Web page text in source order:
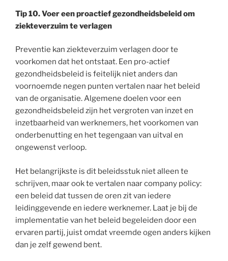
Tip 10. Voer een proactief gezondheidsbeleid om
ziekteverzuim te verlagen
Preventie kan ziekteverzuim verlagen door te
voorkomen dat het ontstaat. Een pro-actief
gezondheidsbeleid is feitelijk niet anders dan
voornoemde negen punten vertalen naar het beleid
van de organisatie. Algemene doelen voor een
gezondheidsbeleid zijn het vergroten van inzet en
inzetbaarheid van werknemers, het voorkomen van
onderbenutting en het tegengaan van uitval en
ongewenst verloop.
Het belangrijkste is dit beleidsstuk niet alleen te
schrijven, maar ook te vertalen naar company policy:
een beleid dat tussen de oren zit van iedere
leidinggevende en iedere werknemer. Laat je bij de
implementatie van het beleid begeleiden door een
ervaren partij, juist omdat vreemde ogen anders kijken
dan je zelf gewend bent.